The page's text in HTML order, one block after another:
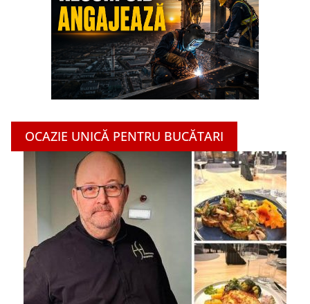
OCAZIE UNICĂ PENTRU BUCĂTARI